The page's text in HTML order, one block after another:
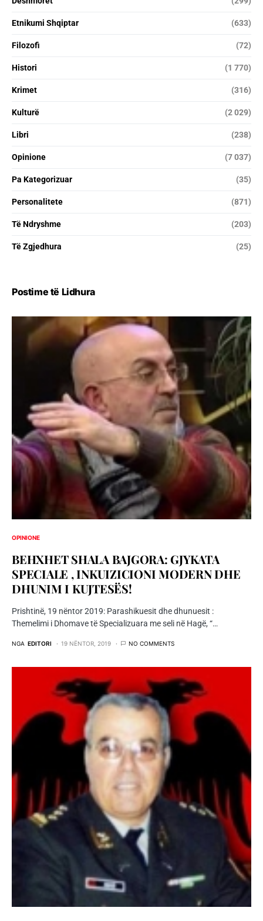
Etnikumi Shqiptar (633)
Filozofi (72)
Histori (1 770)
Krimet (316)
Kulturë (2 029)
Libri (238)
Opinione (7 037)
Pa Kategorizuar (35)
Personalitete (871)
Të Ndryshme (203)
Të Zgjedhura (25)
Postime të Lidhura
OPINIONE
BEHXHET SHALA BAJGORA: GJYKATA
SPECIALE , INKUIZICIONI MODERN DHE
DHUNIM I KUJTESËS!
Prishtinë, 19 nëntor 2019: Parashikuesit dhe dhunuesit :
Themelimi i Dhomave të Specializuara me seli në Hagë, “…
NGA EDITORI 19 NËNTOR, 2019 NO COMMENTS